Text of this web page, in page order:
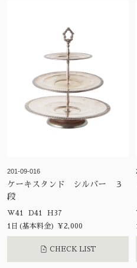
201-09-016
ケーキスタンド シルバー ３
段
W41 D41 H37
1日(基本料金) ¥2,000
CHECK LIST